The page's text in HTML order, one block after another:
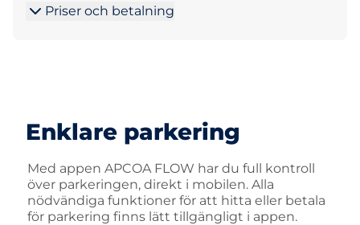
Priser och betalning
Enklare parkering
Med appen APCOA FLOW har du full kontroll
över parkeringen, direkt i mobilen. Alla
nödvändiga funktioner för att hitta eller betala
för parkering finns lätt tillgängligt i appen.